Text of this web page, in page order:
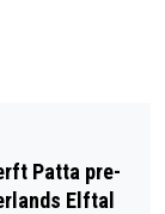
Patta pre-
Elftal